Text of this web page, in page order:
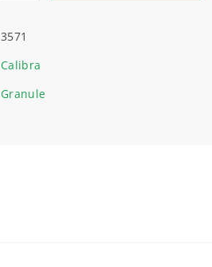
3571
Calibra
Granule